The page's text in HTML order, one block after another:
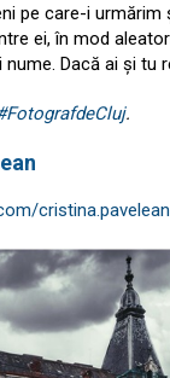
pe care-i
ei, în mod
Dacă ai și tu
.
cristina.pavelean